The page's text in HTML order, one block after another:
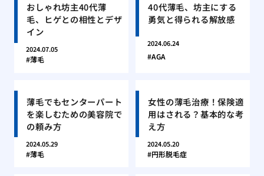
おしゃれ坊主40代薄
毛、ヒゲとの相性とデザ
イン
2024.07.05
薄毛
40代薄毛、坊主にする
勇気と得られる解放感
2024.06.24
AGA
薄毛でもセンターパート
を楽しむための美容院で
の頼み方
2024.05.29
薄毛
女性の薄毛治療！保険適
用はされる？基本的な考
え方
2024.05.20
円形脱毛症